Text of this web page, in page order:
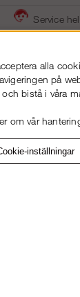
Service
alla
på
och bistå i våra
om vår
inställningar
TILL